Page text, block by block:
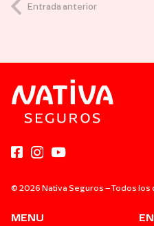
Entrada anterior
© 2026 Nativa Seguros – Todos
MENU